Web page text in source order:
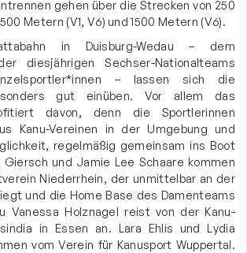
gehen über die Strecken von 250
Metern (V1, V6) und 1500 Metern (V6).
in Duisburg-Wedau – dem
diesjährigen Sechser-Nationalteams
– lassen sich die
gut einüben. Vor allem das
davon, denn die Sportlerinnen
Kanu-Vereinen in der Umgebung und
regelmäßig gemeinsam ins Boot
und Jamie Lee Schaare kommen
Niederrhein, der unmittelbar an der
und die Home Base des Damenteams
Vanessa Holznagel reist von der Kanu-
in Essen an. Lara Ehlis und Lydia
vom Verein für Kanusport Wuppertal.